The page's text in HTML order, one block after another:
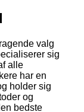
valg
sig
alle
har en
holder sig
og
bedste